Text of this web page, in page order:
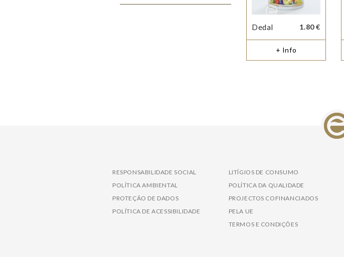
Dedal 1.80 €
+ Info
RESPONSABILIDADE SOCIAL
POLÍTICA AMBIENTAL
PROTEÇÃO DE DADOS
POLÍTICA DE ACESSIBILIDADE
LITÍGIOS DE CONSUMO
POLÍTICA DA QUALIDADE
PROJECTOS COFINANCIADOS
PELA UE
TERMOS E CONDIÇÕES